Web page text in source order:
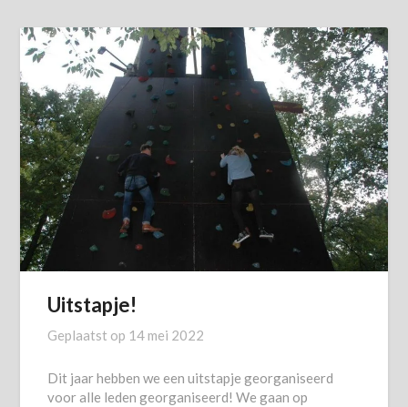
Uitstapje!
Geplaatst op 14 mei 2022
Dit jaar hebben we een uitstapje georganiseerd
voor alle leden georganiseerd! We gaan op